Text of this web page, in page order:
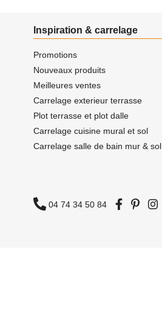
Inspiration & carrelage
Promotions
Nouveaux produits
Meilleures ventes
Carrelage exterieur terrasse
Plot terrasse et plot dalle
Carrelage cuisine mural et sol
Carrelage salle de bain mur & sol
04 74 34 50 84